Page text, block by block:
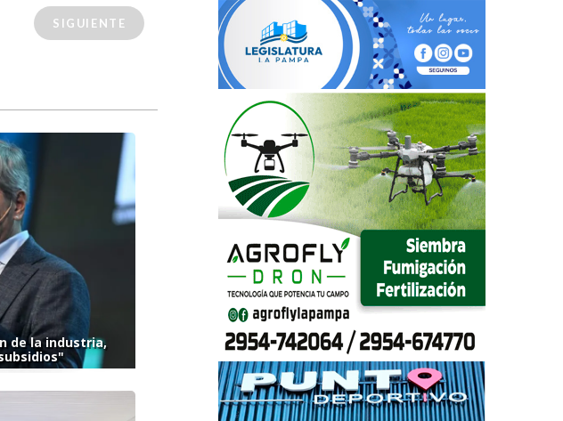
SIGUIENTE
de la industria,